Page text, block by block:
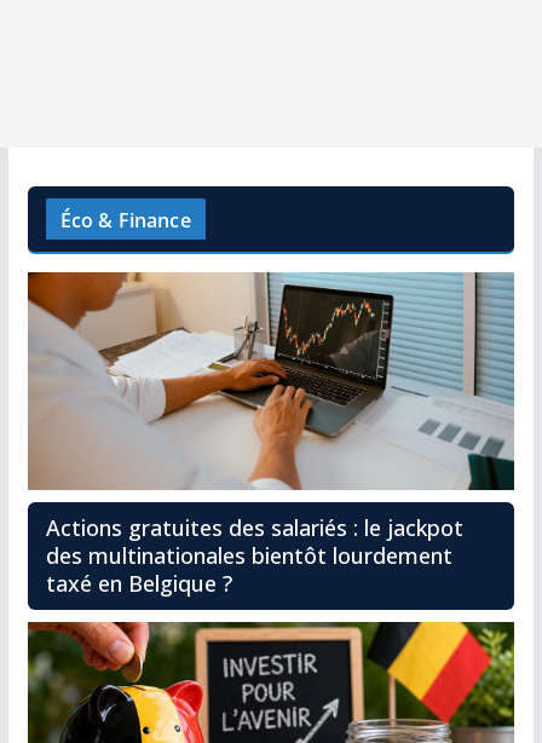
Éco & Finance
Actions gratuites des salariés : le jackpot
des multinationales bientôt lourdement
taxé en Belgique ?